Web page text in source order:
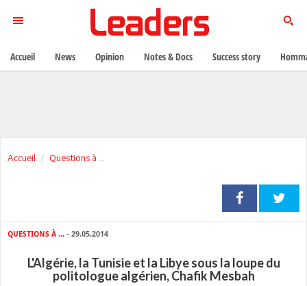
Accueil Questions à ...
QUESTIONS À ... - 29.05.2014
L'Algérie, la Tunisie et la Libye sous la loupe du
politologue algérien, Chafik Mesbah
Accueil News Opinion Notes & Docs Success story